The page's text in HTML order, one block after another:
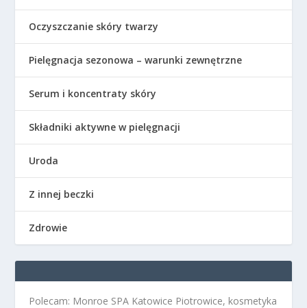
Oczyszczanie skóry twarzy
Pielęgnacja sezonowa – warunki zewnętrzne
Serum i koncentraty skóry
Składniki aktywne w pielęgnacji
Uroda
Z innej beczki
Zdrowie
Polecam: Monroe SPA Katowice Piotrowice, kosmetyka